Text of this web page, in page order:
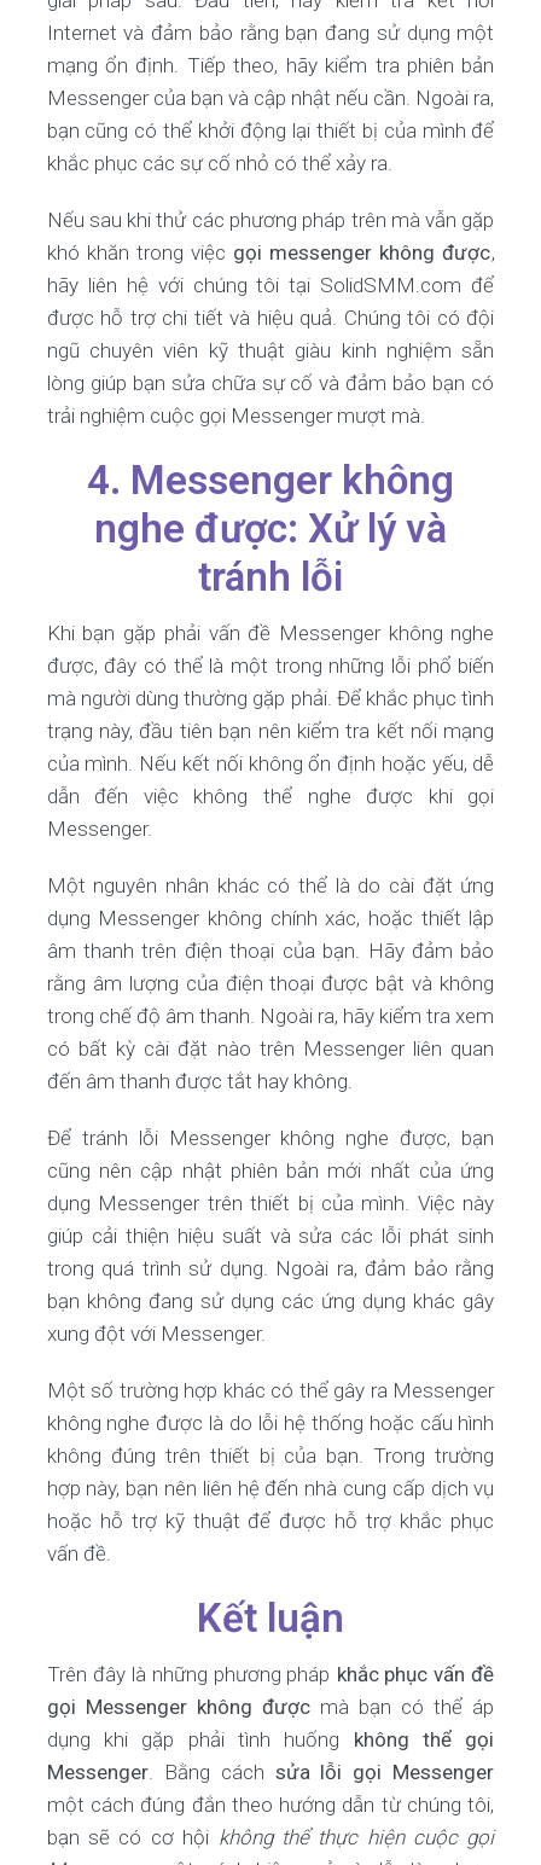
Internet và đảm bảo rằng bạn đang sử dụng một
mạng ổn định. Tiếp theo, hãy kiểm tra phiên bản
Messenger của bạn và cập nhật nếu cần. Ngoài ra,
bạn cũng có thể khởi động lại thiết bị của mình để
khắc phục các sự cố nhỏ có thể xảy ra.
Nếu sau khi thử các phương pháp trên mà vẫn gặp
khó khăn trong việc gọi messenger không được,
hãy liên hệ với chúng tôi tại SolidSMM.com để
được hỗ trợ chi tiết và hiệu quả. Chúng tôi có đội
ngũ chuyên viên kỹ thuật giàu kinh nghiệm sẵn
lòng giúp bạn sửa chữa sự cố và đảm bảo bạn có
trải nghiệm cuộc gọi Messenger mượt mà.
4. Messenger không
nghe được: Xử lý và
tránh lỗi
Khi bạn gặp phải vấn đề Messenger không nghe
được, đây có thể là một trong những lỗi phổ biến
mà người dùng thường gặp phải. Để khắc phục tình
trạng này, đầu tiên bạn nên kiểm tra kết nối mạng
của mình. Nếu kết nối không ổn định hoặc yếu, dễ
dẫn đến việc không thể nghe được khi gọi
Messenger.
Một nguyên nhân khác có thể là do cài đặt ứng
dụng Messenger không chính xác, hoặc thiết lập
âm thanh trên điện thoại của bạn. Hãy đảm bảo
rằng âm lượng của điện thoại được bật và không
trong chế độ âm thanh. Ngoài ra, hãy kiểm tra xem
có bất kỳ cài đặt nào trên Messenger liên quan
đến âm thanh được tắt hay không.
Để tránh lỗi Messenger không nghe được, bạn
cũng nên cập nhật phiên bản mới nhất của ứng
dụng Messenger trên thiết bị của mình. Việc này
giúp cải thiện hiệu suất và sửa các lỗi phát sinh
trong quá trình sử dụng. Ngoài ra, đảm bảo rằng
bạn không đang sử dụng các ứng dụng khác gây
xung đột với Messenger.
Một số trường hợp khác có thể gây ra Messenger
không nghe được là do lỗi hệ thống hoặc cấu hình
không đúng trên thiết bị của bạn. Trong trường
hợp này, bạn nên liên hệ đến nhà cung cấp dịch vụ
hoặc hỗ trợ kỹ thuật để được hỗ trợ khắc phục
vấn đề.
Kết luận
Trên đây là những phương pháp khắc phục vấn đề
gọi Messenger không đượcmà bạn có thể áp
dụng khi gặp phải tình huống không thể gọi
Messenger. Bằng cách sửa lỗi gọi Messenger
một cách đúng đắn theo hướng dẫn từ chúng tôi,
bạn sẽ có cơ hội không thể thực hiện cuộc gọi